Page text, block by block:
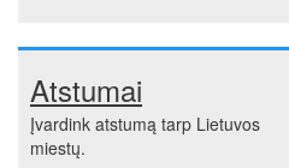
Atstumai
Įvardink atstumą tarp Lietuvos
miestų.